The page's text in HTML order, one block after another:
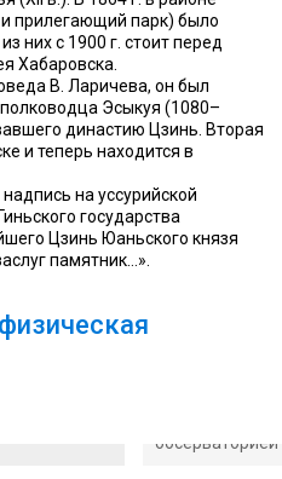
прилегающий парк) было
них с 1900 г. стоит перед
Хабаровска.
В. Ларичева, он был
Эсыкуя (1080–
династию Цзинь. Вторая
и теперь находится в
на уссурийской
государства
Цзинь Юаньского князя
памятник…».
вид,
обсерваторией